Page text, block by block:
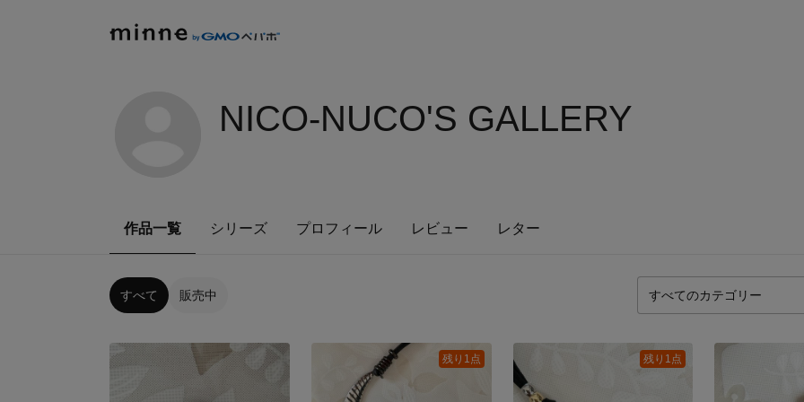
NICO-NUCO'S GALLERY
作品一覧 シリーズ プロフィール レビュー レター
すべて 販売中
残り1点 残り1点